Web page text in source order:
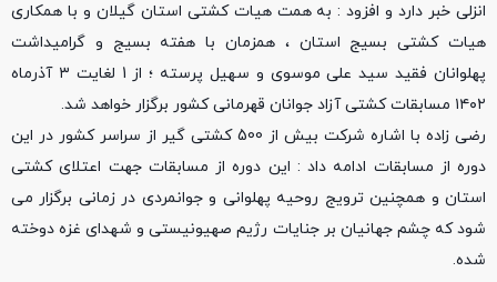
انزلی خبر دارد و افزود : به همت هیات کشتی استان گیلان و با همکاری
هیات کشتی بسیج استان ، همزمان با هفته بسیج و گرامیداشت
پهلوانان فقید سید علی موسوی و سهیل پرسته ؛ از 1 لغایت ۳ آذرماه
۱۴۰۲ مسابقات کشتی آزاد جوانان قهرمانی کشور برگزار خواهد شد.
رضی زاده با اشاره شرکت بیش از 500 کشتی گیر از سراسر کشور در این
دوره از مسابقات ادامه داد : این دوره از مسابقات جهت اعتلای کشتی
استان و همچنین ترویج روحیه پهلوانی و جوانمردی در زمانی برگزار می
شود که چشم جهانیان بر جنایات رژیم صهیونیستی و شهدای غزه دوخته
شده.